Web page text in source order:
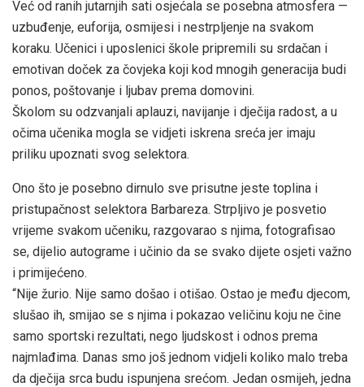
Već od ranih jutarnjih sati osjećala se posebna atmosfera —
uzbuđenje, euforija, osmijesi i nestrpljenje na svakom
koraku. Učenici i uposlenici škole pripremili su srdačan i
emotivan doček za čovjeka koji kod mnogih generacija budi
ponos, poštovanje i ljubav prema domovini.
Školom su odzvanjali aplauzi, navijanje i dječija radost, a u
očima učenika mogla se vidjeti iskrena sreća jer imaju
priliku upoznati svog selektora.
Ono što je posebno dirnulo sve prisutne jeste toplina i
pristupačnost selektora Barbareza. Strpljivo je posvetio
vrijeme svakom učeniku, razgovarao s njima, fotografisao
se, dijelio autograme i učinio da se svako dijete osjeti važno
i primijećeno.
“Nije žurio. Nije samo došao i otišao. Ostao je među djecom,
slušao ih, smijao se s njima i pokazao veličinu koju ne čine
samo sportski rezultati, nego ljudskost i odnos prema
najmlađima. Danas smo još jednom vidjeli koliko malo treba
da dječija srca budu ispunjena srećom. Jedan osmijeh, jedna